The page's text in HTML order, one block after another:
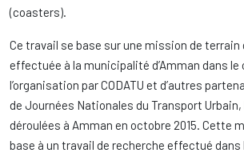
(coasters).
Ce travail se base sur une mission de
effectuée à la municipalité d’Amman dans le
l’organisation par CODATU et d’autres
de Journées Nationales du Transport
déroulées à Amman en octobre 2015. Cette
base à un travail de recherche effectué dans